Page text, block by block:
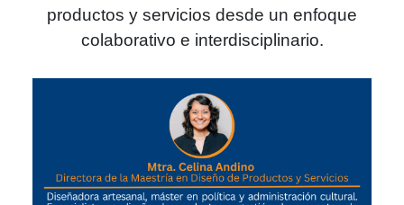
productos y servicios desde un enfoque
colaborativo e interdisciplinario.